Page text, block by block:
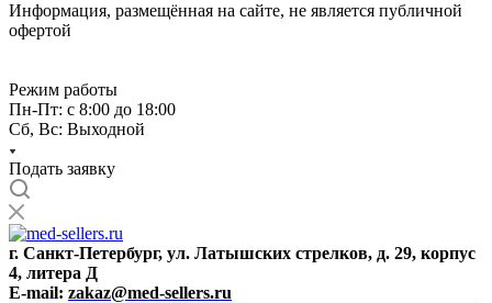
Информация, размещённая на сайте, не является публичной
офертой
Режим работы
Пн-Пт: с 8:00 до 18:00
Сб, Вс: Выходной
Подать заявку
г. Санкт-Петербург, ул. Латышских стрелков, д. 29, корпус
4, литера Д
E-mail: zakaz@med-sellers.ru